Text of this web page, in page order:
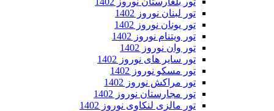
تور لبنان نوروز 1402
تور یونان نوروز 1402
تور ویتنام نوروز 1402
تور وان نوروز 1402
تور سایر های نوروز 1402
تور مسکو نوروز 1402
تور مراکش نوروز 1402
تور مجارستان نوروز 1402
تور مالزی لنکاوی نوروز 1402